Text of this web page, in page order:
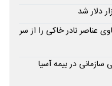
عناصر نادر خاکی را از سر
سازمانی در بیمه آسیا